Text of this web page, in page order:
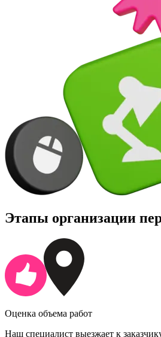
Этапы организации
Оценка объема работ
Наш специалист выезжает к